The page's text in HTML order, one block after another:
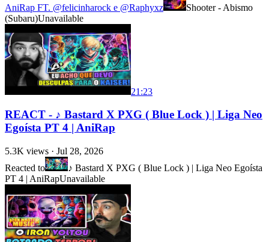
AniRap FT. @felicinharock e @Raphyxz
Shooter - Abismo
(Subaru)Unavailable
21:23
REACT - ♪ Bastard X PXG ( Blue Lock ) | Liga Neo
Egoísta PT 4 | AniRap
5.3K views · Jul 28, 2026
Reacted to
♪ Bastard X PXG ( Blue Lock ) | Liga Neo Egoísta
PT 4 | AniRapUnavailable